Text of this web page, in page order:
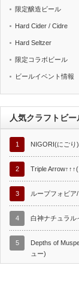
限定醸造ビール
Hard Cider / Cidre
Hard Seltzer
限定コラボビール
ビールイベント情報
人気クラフトビ
1 NIGORI(にごり
2 Triple
3 ループフォビア
4 白神ナチュラル
5
Depths of
ュー)